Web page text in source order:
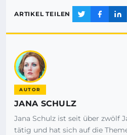
ARTIKEL TEILEN
AUTOR
JANA SCHULZ
Jana Schulz ist seit über zwölf
tätig und hat sich auf die